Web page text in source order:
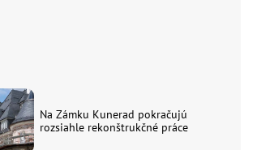
Na Zámku Kunerad pokračujú
rozsiahle rekonštrukčné práce